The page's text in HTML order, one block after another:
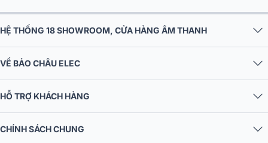
HỆ THỐNG 18 SHOWROOM, CỬA HÀNG ÂM THANH
VỀ BẢO CHÂU ELEC
HỖ TRỢ KHÁCH HÀNG
CHÍNH SÁCH CHUNG